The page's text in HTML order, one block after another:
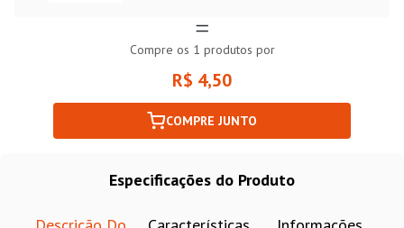
Compre os 1 produtos por
R$ 4,50
COMPRE JUNTO
Especificações do Produto